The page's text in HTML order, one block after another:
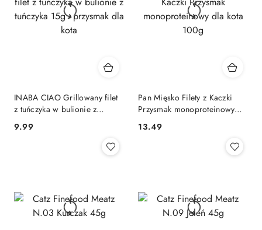
INABA CIAO Grillowany filet
z tuńczyka w bulionie z
tuńczyka 15g - przysmak dla
kota
Cena:
9.99
Pan Mięsko Filety z Kaczki
Przysmak monoproteinowy
dla kota 100g
Cena:
13.49